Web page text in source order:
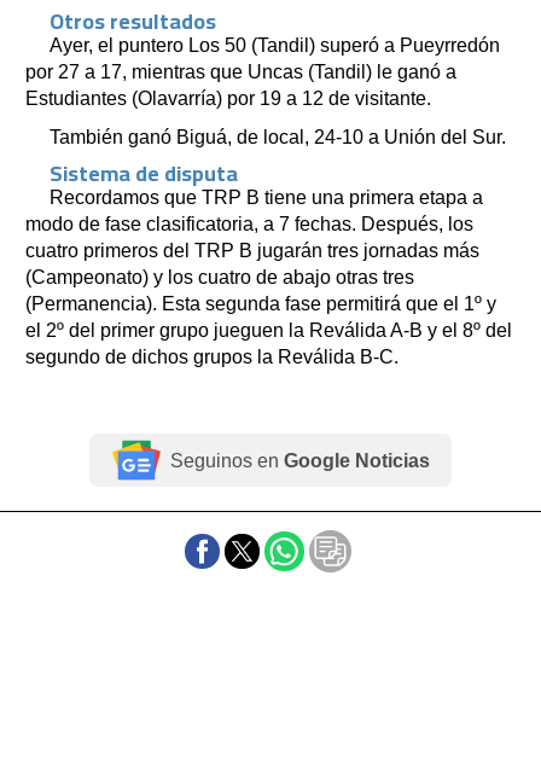
Otros resultados
Ayer, el puntero Los 50 (Tandil) superó a Pueyrredón
por 27 a 17, mientras que Uncas (Tandil) le ganó a
Estudiantes (Olavarría) por 19 a 12 de visitante.
También ganó Biguá, de local, 24-10 a Unión del Sur.
Sistema de disputa
Recordamos que TRP B tiene una primera etapa a
modo de fase clasificatoria, a 7 fechas. Después, los
cuatro primeros del TRP B jugarán tres jornadas más
(Campeonato) y los cuatro de abajo otras tres
(Permanencia). Esta segunda fase permitirá que el 1º y
el 2º del primer grupo jueguen la Reválida A-B y el 8º del
segundo de dichos grupos la Reválida B-C.
Seguinos en Google Noticias